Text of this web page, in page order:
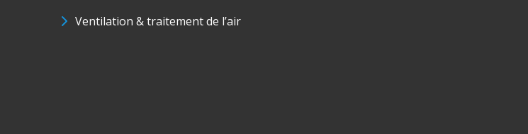
Ventilation & traitement de l’air